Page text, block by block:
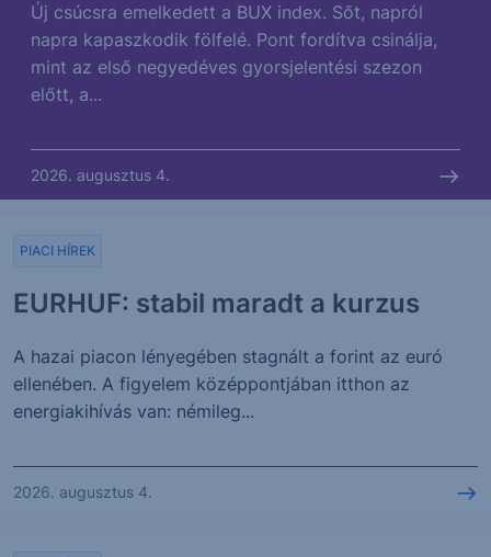
Új csúcsra emelkedett a BUX index. Sőt, napról
napra kapaszkodik fölfelé. Pont fordítva csinálja,
mint az első negyedéves gyorsjelentési szezon
előtt, a...
2026. augusztus 4.
EURHUF: stabil maradt a kurzus
PIACI HÍREK
A hazai piacon lényegében stagnált a forint az euró
ellenében. A figyelem középpontjában itthon az
energiakihívás van: némileg...
2026. augusztus 4.